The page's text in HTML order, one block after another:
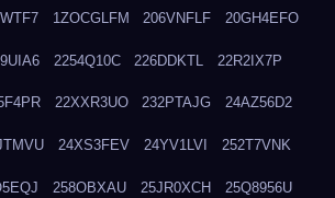
1ZOCGLFM 206VNFLF 20GH4EFO
2254Q10C 226DDKTL 22R2IX7P
22XXR3UO 232PTAJG 24AZ56D2
24XS3FEV 24YV1LVI 252T7VNK
258OBXAU 25JR0XCH 25Q8956U